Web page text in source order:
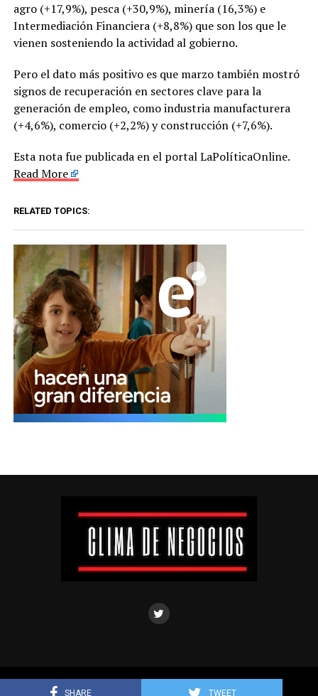
SHARE TWEET
agro (+17,9%), pesca (+30,9%), minería (16,3%) e
Intermediación Financiera (+8,8%) que son los que le
vienen sosteniendo la actividad al gobierno.
Pero el dato más positivo es que marzo también mostró
signos de recuperación en sectores clave para la
generación de empleo, como industria manufacturera
(+4,6%), comercio (+2,2%) y construcción (+7,6%).
Esta nota fue publicada en el portal LaPolíticaOnline.
Read More
RELATED TOPICS:
Clima de negocios © Todos los derechos reservados.